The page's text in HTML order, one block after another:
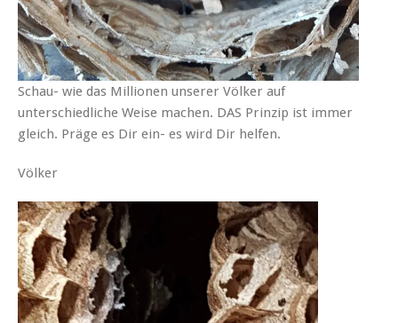
Schau- wie das Millionen unserer Völker auf
unterschiedliche Weise machen. DAS Prinzip ist immer
gleich. Präge es Dir ein- es wird Dir helfen.
Völker